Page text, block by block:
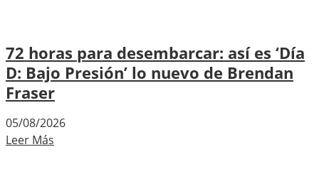
72 horas para desembarcar: así es ‘Día
D: Bajo Presión’ lo nuevo de Brendan
Fraser
05/08/2026
Leer Más